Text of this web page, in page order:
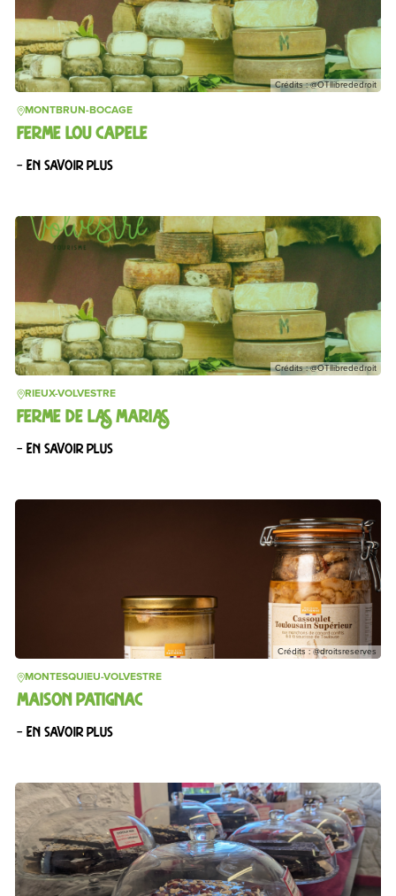
Crédits : @OTIlibrededroit
MONTBRUN-BOCAGE
FERME LOU CAPELE
– En savoir plus
Crédits : @OTIlibrededroit
RIEUX-VOLVESTRE
FERME DE LAS MARIAS
– En savoir plus
Crédits : @droitsreserves
MONTESQUIEU-VOLVESTRE
MAISON PATIGNAC
– En savoir plus